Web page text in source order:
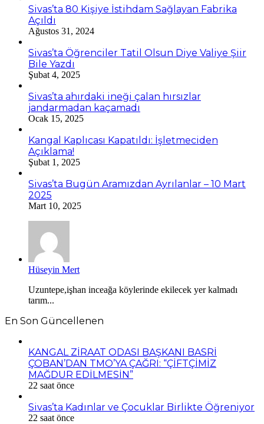
Sivas’ta 80 Kişiye İstihdam Sağlayan Fabrika
Açıldı
Ağustos 31, 2024
Sivas’ta Öğrenciler Tatil Olsun Diye Valiye Şiir
Bile Yazdı
Şubat 4, 2025
Sivas’ta ahırdaki ineği çalan hırsızlar
jandarmadan kaçamadı
Ocak 15, 2025
Kangal Kaplıcası Kapatıldı: İşletmeciden
Açıklama!
Şubat 1, 2025
Sivas’ta Bugün Aramızdan Ayrılanlar – 10 Mart
2025
Mart 10, 2025
Hüseyin Mert
Uzuntepe,işhan inceağa köylerinde ekilecek yer kalmadı
tarım...
En Son Güncellenen
KANGAL ZİRAAT ODASI BAŞKANI BASRİ
ÇOBAN’DAN TMO’YA ÇAĞRI: “ÇİFTÇİMİZ
MAĞDUR EDİLMESİN”
22 saat önce
Sivas’ta Kadınlar ve Çocuklar Birlikte Öğreniyor
22 saat önce